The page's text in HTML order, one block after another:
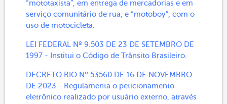
“mototaxista”, em entrega de mercadorias e em
serviço comunitário de rua, e “motoboy”, com o
uso de motocicleta.
LEI FEDERAL Nº 9.503 DE 23 DE SETEMBRO DE
1997 - Institui o Código de Trânsito Brasileiro.
DECRETO RIO Nº 53560 DE 16 DE NOVEMBRO
DE 2023 - Regulamenta o peticionamento
eletrônico realizado por usuário externo, através